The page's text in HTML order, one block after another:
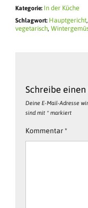
Kategorie: In der Küche
Schlagwort: Hauptgericht,
vegetarisch,
Schreibe
Deine E-Mail-Adresse
sind mit * markiert
Kommentar*